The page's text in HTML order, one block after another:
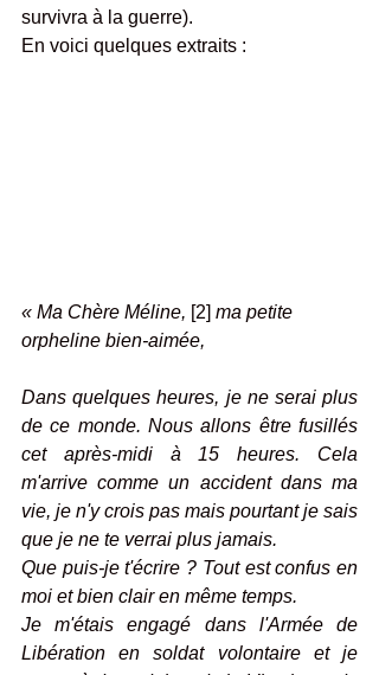
survivra à la guerre).
En voici quelques extraits :
« Ma Chère Méline, [2] ma petite
orpheline bien-aimée,
Dans quelques heures, je ne serai plus
de ce monde. Nous allons être fusillés
cet après-midi à 15 heures. Cela
m'arrive comme un accident dans ma
vie, je n'y crois pas mais pourtant je sais
que je ne te verrai plus jamais.
Que puis-je t'écrire ? Tout est confus en
moi et bien clair en même temps.
Je m'étais engagé dans l'Armée de
Libération en soldat volontaire et je